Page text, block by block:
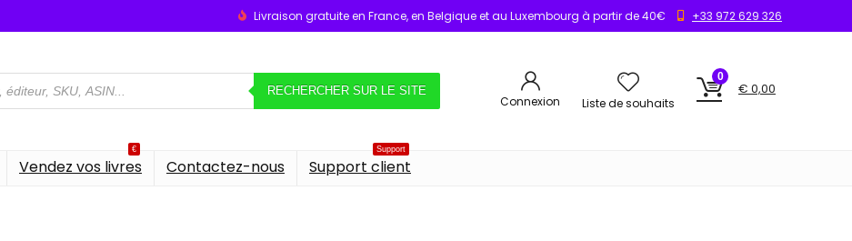
Livraison gratuite en France, en Belgique et au Luxembourg à partir de 40€ +33 972 629 326
RECHERCHER SUR LE SITE
Connexion Liste de souhaits
0
€ 0,00
€
Vendez vos livres Contactez-nous
Support
Support client